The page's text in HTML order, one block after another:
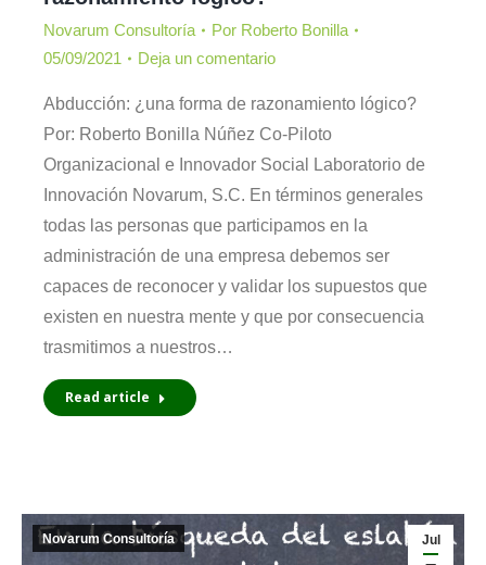
Novarum Consultoría Por Roberto Bonilla
05/09/2021
Deja un comentario
Abducción: ¿una forma de razonamiento lógico?
Por: Roberto Bonilla Núñez Co-Piloto
Organizacional e Innovador Social Laboratorio de
Innovación Novarum, S.C. En términos generales
todas las personas que participamos en la
administración de una empresa debemos ser
capaces de reconocer y validar los supuestos que
existen en nuestra mente y que por consecuencia
trasmitimos a nuestros…
Read article
Jul
Novarum Consultoría